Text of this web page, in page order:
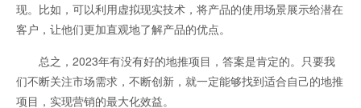
现。比如，可以利用虚拟现实技术，将产品的使用场景展示给潜在
客户，让他们更加直观地了解产品的优点。
总之，2023年有没有好的地推项目，答案是肯定的。只要我
们不断关注市场需求，不断创新，就一定能够找到适合自己的地推
项目，实现营销的最大化效益。